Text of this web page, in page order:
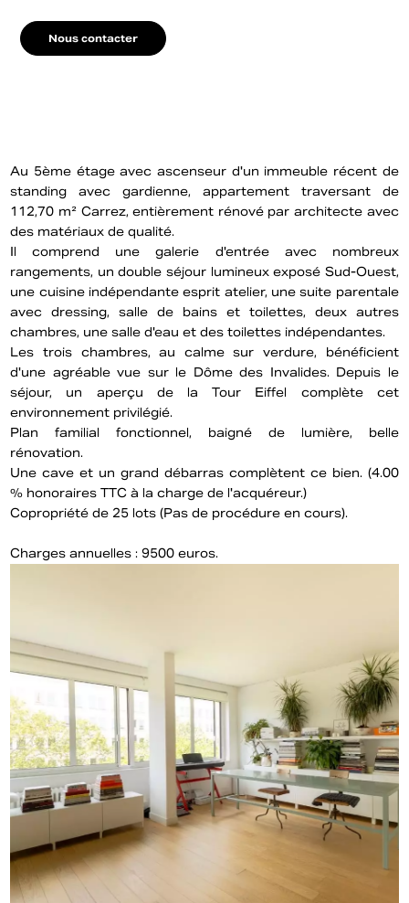
Nous contacter
Au 5ème étage avec ascenseur d'un immeuble récent de
standing avec gardienne, appartement traversant de
112,70 m² Carrez, entièrement rénové par architecte avec
des matériaux de qualité.
Il comprend une galerie d'entrée avec nombreux
rangements, un double séjour lumineux exposé Sud-Ouest,
une cuisine indépendante esprit atelier, une suite parentale
avec dressing, salle de bains et toilettes, deux autres
chambres, une salle d'eau et des toilettes indépendantes.
Les trois chambres, au calme sur verdure, bénéficient
d'une agréable vue sur le Dôme des Invalides. Depuis le
séjour, un aperçu de la Tour Eiffel complète cet
environnement privilégié.
Plan familial fonctionnel, baigné de lumière, belle
rénovation.
Une cave et un grand débarras complètent ce bien. (4.00
% honoraires TTC à la charge de l'acquéreur.)
Copropriété de 25 lots (Pas de procédure en cours).
Charges annuelles : 9500 euros.